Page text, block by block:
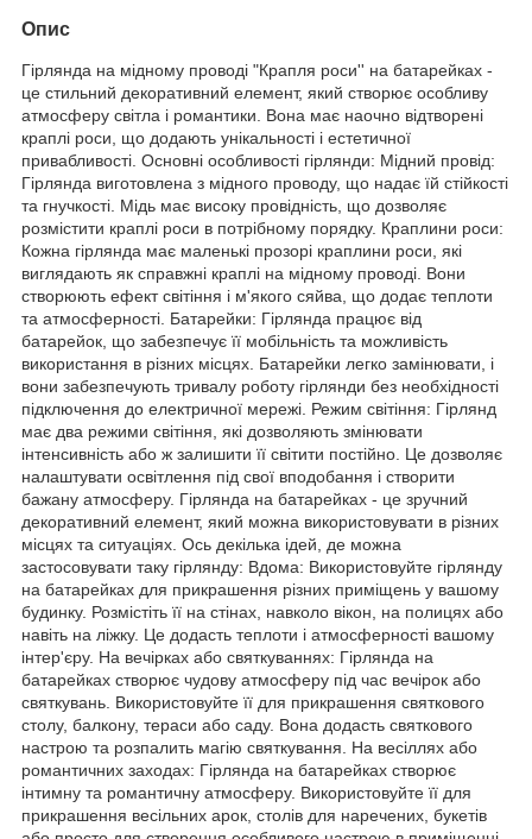
Опис
Гірлянда на мідному проводі "Крапля роси'' на батарейках -
це стильний декоративний елемент, який створює особливу
атмосферу світла і романтики. Вона має наочно відтворені
краплі роси, що додають унікальності і естетичної
привабливості. Основні особливості гірлянди: Мідний провід:
Гірлянда виготовлена з мідного проводу, що надає їй стійкості
та гнучкості. Мідь має високу провідність, що дозволяє
розмістити краплі роси в потрібному порядку. Краплини роси:
Кожна гірлянда має маленькі прозорі краплини роси, які
виглядають як справжні краплі на мідному проводі. Вони
створюють ефект світіння і м'якого сяйва, що додає теплоти
та атмосферності. Батарейки: Гірлянда працює від
батарейок, що забезпечує її мобільність та можливість
використання в різних місцях. Батарейки легко замінювати, і
вони забезпечують тривалу роботу гірлянди без необхідності
підключення до електричної мережі. Режим світіння: Гірлянд
має два режими світіння, які дозволяють змінювати
інтенсивність або ж залишити її світити постійно. Це дозволяє
налаштувати освітлення під свої вподобання і створити
бажану атмосферу. Гірлянда на батарейках - це зручний
декоративний елемент, який можна використовувати в різних
місцях та ситуаціях. Ось декілька ідей, де можна
застосовувати таку гірлянду: Вдома: Використовуйте гірлянду
на батарейках для прикрашення різних приміщень у вашому
будинку. Розмістіть її на стінах, навколо вікон, на полицях або
навіть на ліжку. Це додасть теплоти і атмосферності вашому
інтер'єру. На вечірках або святкуваннях: Гірлянда на
батарейках створює чудову атмосферу під час вечірок або
святкувань. Використовуйте її для прикрашення святкового
столу, балкону, тераси або саду. Вона додасть святкового
настрою та розпалить магію святкування. На весіллях або
романтичних заходах: Гірлянда на батарейках створює
інтимну та романтичну атмосферу. Використовуйте її для
прикрашення весільних арок, столів для наречених, букетів